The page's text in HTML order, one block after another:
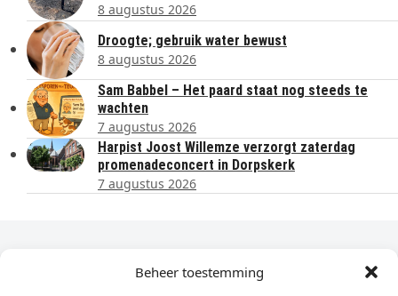
Beheer toestemming
8 augustus 2026
Droogte; gebruik water bewust
8 augustus 2026
Sam Babbel – Het paard staat nog steeds te
wachten
7 augustus 2026
Harpist Joost Willemze verzorgt zaterdag
promenadeconcert in Dorpskerk
7 augustus 2026
Dagelijks het laatste nieuws in je e-mail?